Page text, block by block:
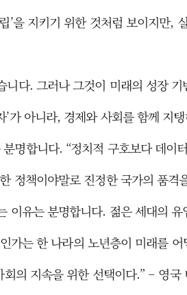
’을 지키기 위한 것처럼 보이지만
다. 그러나 그것이 미래의 성장
가 아니라, 경제와 사회를 함께 지
명합니다. “정치적 구호보다 데이
정책이야말로 진정한 국가의 품격
이유는 분명합니다. 젊은 세대의
가는 한 나라의 노년층이 미래를
의 지속을 위한 선택이다.” – 영